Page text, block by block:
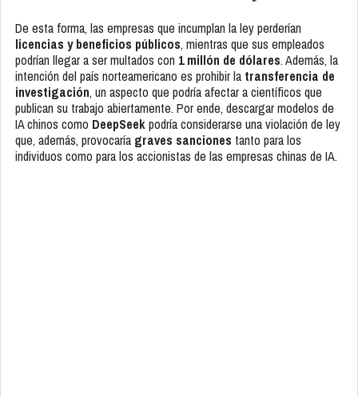
De esta forma, las empresas que incumplan la ley perderían
licencias y beneficios públicos, mientras que sus empleados
podrían llegar a ser multados con 1 millón de dólares. Además, la
intención del país norteamericano es prohibir la transferencia de
investigación, un aspecto que podría afectar a científicos que
publican su trabajo abiertamente. Por ende, descargar modelos de
IA chinos como DeepSeekpodría considerarse una violación de ley
que, además, provocaría graves sanciones tanto para los
individuos como para los accionistas de las empresas chinas de IA.